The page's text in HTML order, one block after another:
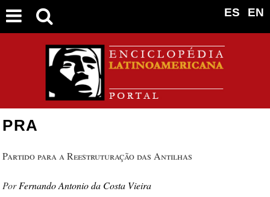
EN
ES
PRA
Partido para a Reestruturação das Antilhas
Fernando Antonio da Costa Vieira